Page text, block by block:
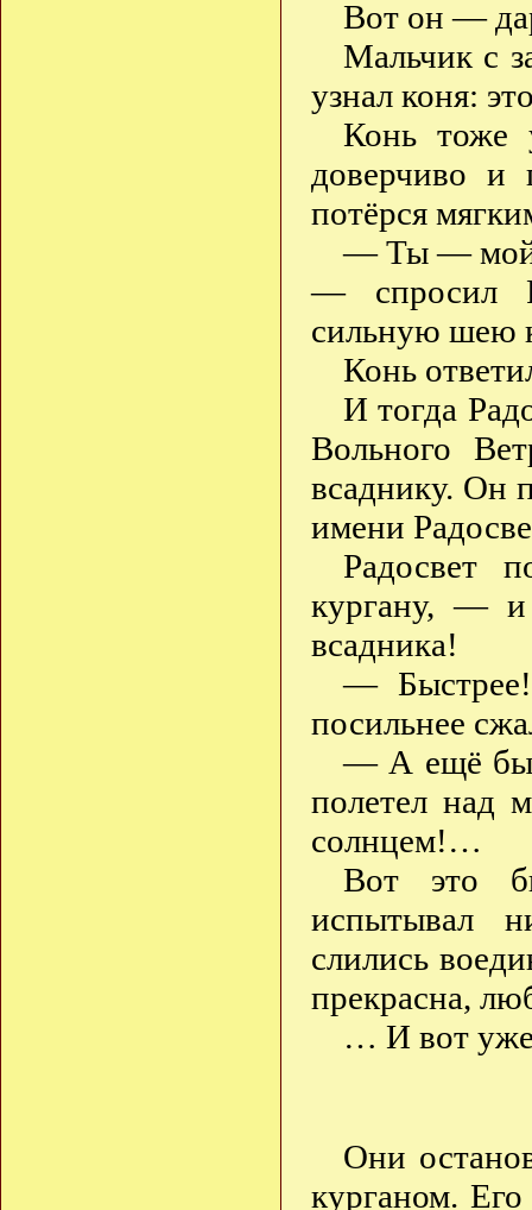
Вот он —
Мальчик с
узнал коня:
Конь тоже
доверчиво и
потёрся
— Ты — мой
— спросил
сильную шею
Конь
И тогда
Вольного
всаднику. Он
имени
Радосвет
кургану, — и
всадника!
—
посильнее
— А ещё
полетел над
солнцем!…
Вот это
испытывал
слились
прекрасна,
… И вот
Они
курганом.